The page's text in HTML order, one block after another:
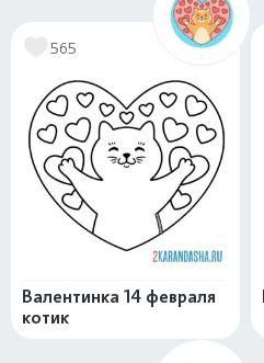
565
Валентинка 14 февраля
котик